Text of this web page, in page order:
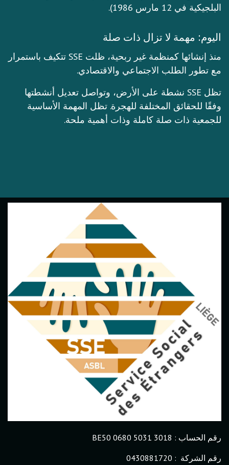
البلجيكية في 12 مارس 1986).
اليوم: مهمة لا تزال ذات صلة
منذ إنشائها كمنظمة غير ربحية، ظلت SSE تتكيف باستمرار
مع تطور الطلب الاجتماعي والاقتصادي.
تظل SSE نشطة على الأرض، وتواصل تعديل أنشطتها
وفقًا للحقائق المختلفة للهجرة. تظل المهمة الأساسية
للجمعية ذات صلة كاملة وذات أهمية ملحة.
رقم الحساب : BE50 0680 5031 3018
رقم الشركة : 0430881720